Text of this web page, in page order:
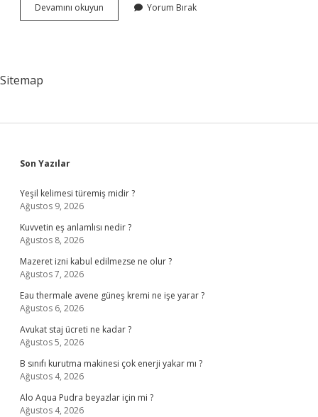
Devamını okuyun Müezzin
Şart
Yorum Bırak
Sitemap
Sidebar
Son Yazılar
Yeşil kelimesi türemiş midir ?
Ağustos 9, 2026
Kuvvetin eş anlamlısı nedir ?
Ağustos 8, 2026
Mazeret izni kabul edilmezse ne olur ?
Ağustos 7, 2026
Eau thermale avene güneş kremi ne işe yarar ?
Ağustos 6, 2026
Avukat staj ücreti ne kadar ?
Ağustos 5, 2026
B sınıfı kurutma makinesi çok enerji yakar mı ?
Ağustos 4, 2026
Alo Aqua Pudra beyazlar için mi ?
Ağustos 4, 2026